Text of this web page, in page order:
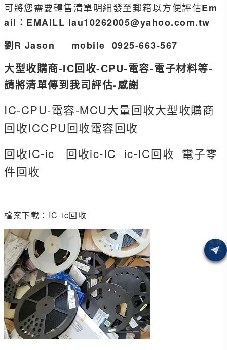
可將您需要轉售清單明細發至郵箱以方便評估Em
ail ：EMAILL lau10262005@yahoo.com.tw
劉 R Jason mobile 0925-663-567
大型收購商-IC回收-CPU-電容-電子材料等-
請將清單傳到我司評估-感謝
IC-CPU-電容-MCU大量回收大型收購商
回收ICCPU回收電容回收
回收IC-ic 回收ic-IC ic-IC回收 電子零
件回收
檔案下載： IC-ic回收